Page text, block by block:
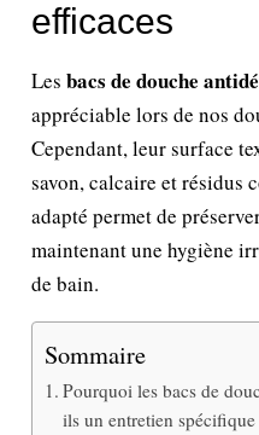
efficaces
Les bacs de douche
appréciable lors de nos
Cependant, leur surface
savon, calcaire et résidus
adapté permet de
maintenant une hygiène
de bain.
Sommaire
Pourquoi les bacs de
ils un entretien spécifique